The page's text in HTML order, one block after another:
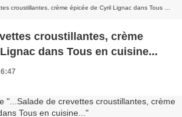
crème épicée de Cyril Lignac dans Tous en cuisine...
croustillantes, crème
dans Tous en cuisine...